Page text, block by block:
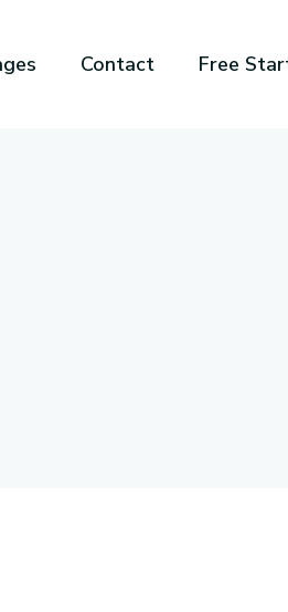
Contact Free